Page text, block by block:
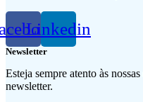
Linkedin
Newsletter
Esteja sempre atento às
newsletter.